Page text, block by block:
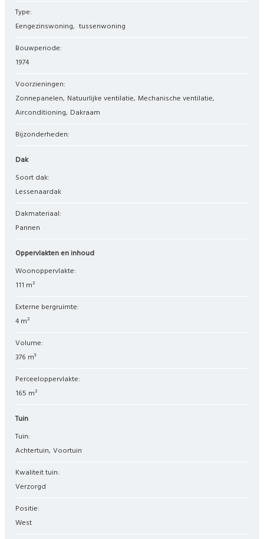
Type:
eengezinswoning tussenwoning
Bouwperiode:
1974
Voorzieningen:
Zonnepanelen Natuurlijke ventilatie Mechanische ventilatie
Airconditioning Dakraam
Bijzonderheden:
Dak
Soort dak:
Lessenaardak
Dakmateriaal:
Pannen
Oppervlakten en inhoud
Woonoppervlakte:
111 m²
Externe bergruimte:
4 m²
Volume:
376 m³
Perceeloppervlakte:
165 m²
Tuin
Tuin:
Achtertuin Voortuin
Kwaliteit tuin:
Verzorgd
Positie:
West